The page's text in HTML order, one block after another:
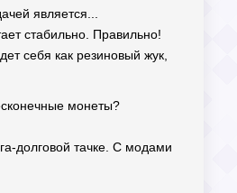
является...
стабильно. Правильно!
себя как резиновый жук,
монеты?
долговой тачке. С модами